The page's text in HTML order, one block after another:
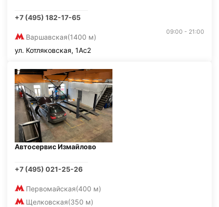
+7 (495) 182-17-65
Варшавская(1400 м)
09:00 - 21:00
ул. Котляковская, 1Ас2
Автосервис Измайлово
+7 (495) 021-25-26
Первомайская(400 м)
Щелковская(350 м)